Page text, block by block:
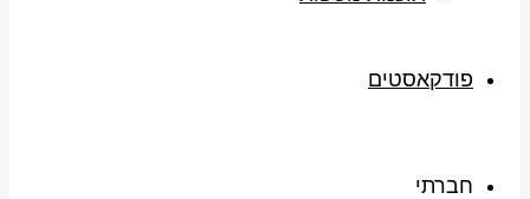
פודקאסטים
חברתי